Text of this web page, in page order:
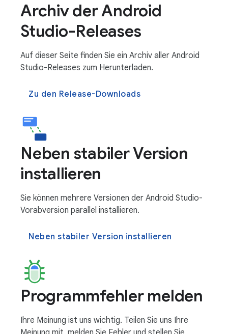
Archiv der Android
Studio-Releases
Auf dieser Seite finden Sie ein Archiv aller Android
Studio-Releases zum Herunterladen.
Zu den Release-Downloads
Neben stabiler Version
installieren
Sie können mehrere Versionen der Android Studio-
Vorabversion parallel installieren.
Neben stabiler Version installieren
Programmfehler melden
Ihre Meinung ist uns wichtig. Teilen Sie uns Ihre